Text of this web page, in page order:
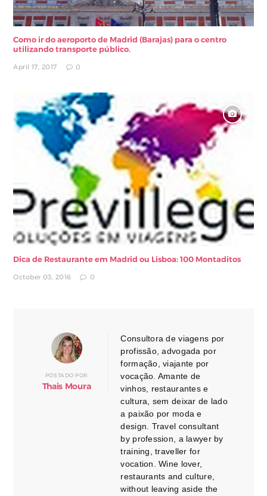
Como ir do aeroporto de Madrid (Barajas) para o centro
utilizando transporte público.
April 17, 2017 0
Dica de Restaurante em Madrid ou Lisboa: 100 Montaditos
October 03, 2016 0
POSTADO POR
Thais Moura
Consultora de viagens por
profissão, advogada por
formação, viajante por
vocação. Amante de
vinhos, restaurantes e
cultura, sem deixar de lado
a paixão por moda e
design. Travel consultant
by profession, a lawyer by
training, traveller for
vocation. Wine lover,
restaurants and culture,
without leaving aside the